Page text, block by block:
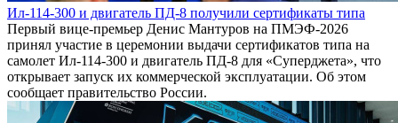
Ил-114-300 и двигатель ПД-8 получили сертификаты типа
Первый вице-премьер Денис Мантуров на ПМЭФ-2026
принял участие в церемонии выдачи сертификатов типа на
самолет Ил-114-300 и двигатель ПД-8 для «Суперджета», что
открывает запуск их коммерческой эксплуатации. Об этом
сообщает правительство России.